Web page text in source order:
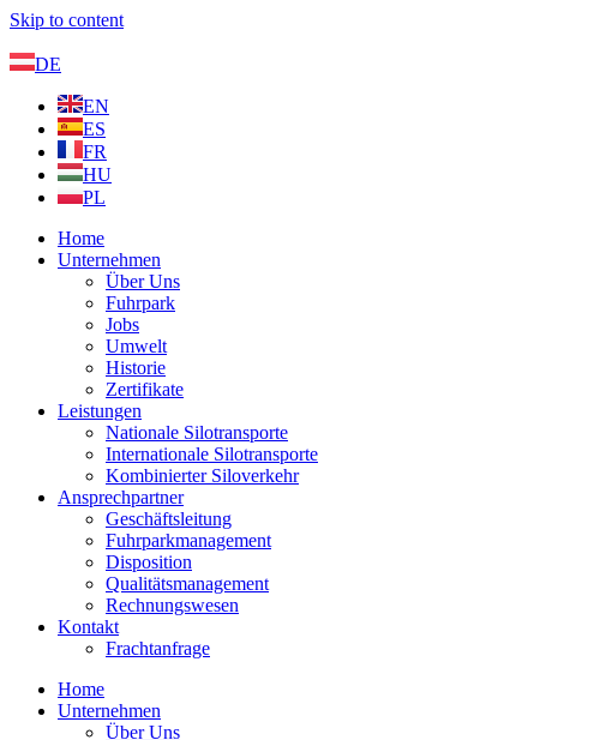
Skip to content
DE
EN
ES
FR
HU
PL
Home
Unternehmen
Über Uns
Fuhrpark
Jobs
Umwelt
Historie
Zertifikate
Leistungen
Nationale Silotransporte
Internationale Silotransporte
Kombinierter Siloverkehr
Ansprechpartner
Geschäftsleitung
Fuhrparkmanagement
Disposition
Qualitätsmanagement
Rechnungswesen
Kontakt
Frachtanfrage
Home
Unternehmen
Über Uns